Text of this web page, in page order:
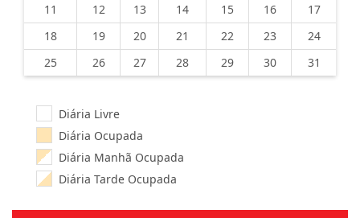
11
12 13 14 15 16
17
18
19 20 21 22 23
24
25
26 27 28 29 30 31
Diária Livre
Diária Ocupada
Diária Manhã Ocupada
Diária Tarde Ocupada